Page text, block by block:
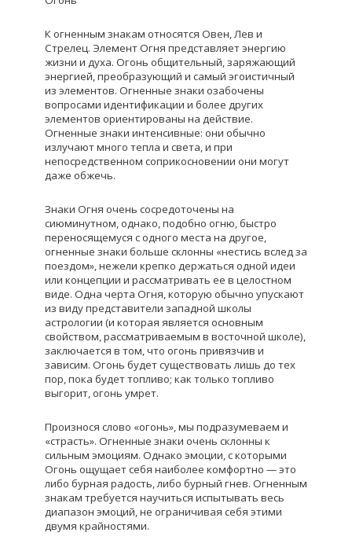
К огненным знакам относятся Овен, Лев и
Стрелец. Элемент Огня представляет энергию
жизни и духа. Огонь общительный, заряжающий
энергией, преобразующий и самый эгоистичный
из элементов. Огненные знаки озабочены
вопросами идентификации и более других
элементов ориентированы на действие.
Огненные знаки интенсивные: они обычно
излучают много тепла и света, и при
непосредственном соприкосновении они могут
даже обжечь.
Знаки Огня очень сосредоточены на
сиюминутном, однако, подобно огню, быстро
переносящемуся с одного места на другое,
огненные знаки больше склонны «нестись вслед за
поездом», нежели крепко держаться одной идеи
или концепции и рассматривать ее в целостном
виде. Одна черта Огня, которую обычно упускают
из виду представители западной школы
астрологии (и которая является основным
свойством, рассматриваемым в восточной школе),
заключается в том, что огонь привязчив и
зависим. Огонь будет существовать лишь до тех
пор, пока будет топливо; как только топливо
выгорит, огонь умрет.
Произнося слово «огонь», мы подразумеваем и
«страсть». Огненные знаки очень склонны к
сильным эмоциям. Однако эмоции, с которыми
Огонь ощущает себя наиболее комфортно — это
либо бурная радость, либо бурный гнев. Огненным
знакам требуется научиться испытывать весь
диапазон эмоций, не ограничивая себя этими
двумя крайностями.